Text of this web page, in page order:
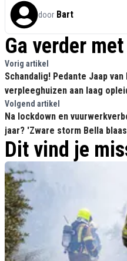
door Bart
Ga verder
Vorig artikel
Schandalig! Pedante Jaap
verpleeghuizen aan laag
Volgend artikel
Na lockdown en
jaar? 'Zware storm Bella
Dit vind je